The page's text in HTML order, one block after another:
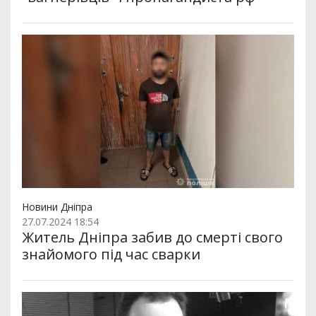
Новини Дніпра
27.07.2024 18:54
Житель Дніпра забив до смерті свого
знайомого під час сварки